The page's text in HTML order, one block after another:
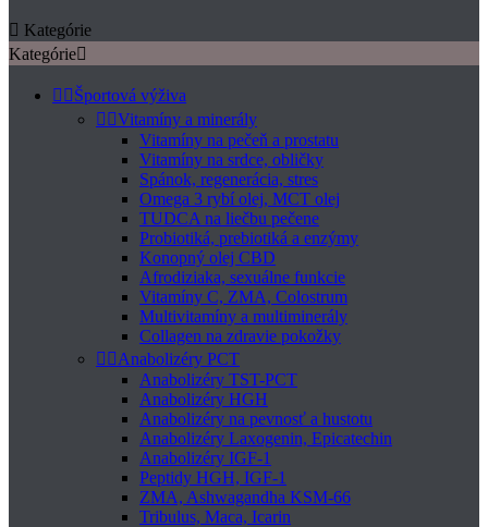
 Kategórie
Kategórie
 Športová výživa
 Vitamíny a minerály
Vitamíny na pečeň a prostatu
Vitamíny na srdce, obličky
Spánok, regenerácia, stres
Omega 3 rybí olej, MCT olej
TUDCA na liečbu pečene
Probiotiká, prebiotiká a enzýmy
Konopný olej CBD
Afrodiziaka, sexuálne funkcie
Vitamíny C, ZMA, Colostrum
Multivitamíny a multiminerály
Collagen na zdravie pokožky
 Anabolizéry PCT
Anabolizéry TST-PCT
Anabolizéry HGH
Anabolizéry na pevnosť a hustotu
Anabolizéry Laxogenin, Epicatechin
Anabolizéry IGF-1
Peptidy HGH, IGF-1
ZMA, Ashwagandha KSM-66
Tribulus, Maca, Icarin